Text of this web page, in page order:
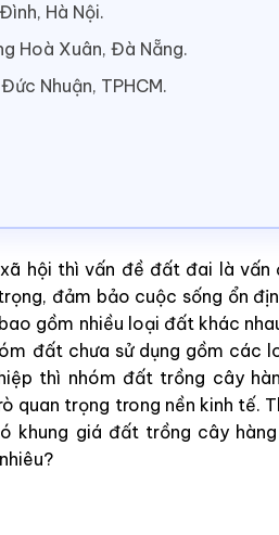
Hà Nội.
Hoà Xuân, Đà Nẵng.
Nhuận, TPHCM.
hội thì vấn đề đất đai là vấn
đảm bảo cuộc sống ổn
gồm nhiều loại đất khác
đất chưa sử dụng gồm các
thì nhóm đất trồng cây
quan trọng trong nền kinh tế.
giá đất trồng cây hàng